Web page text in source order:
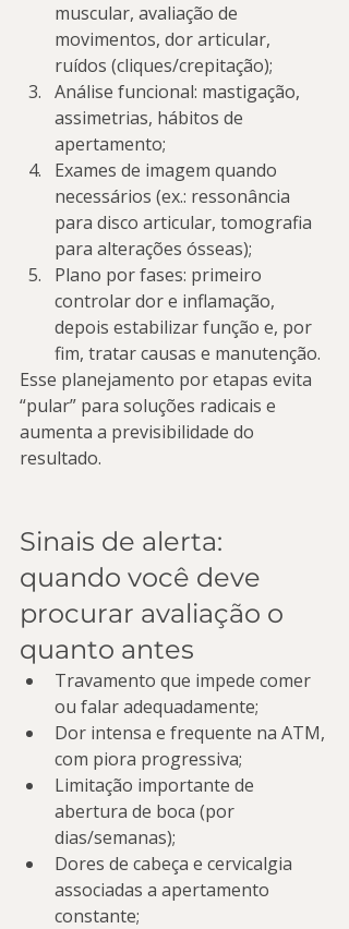
muscular, avaliação de
movimentos, dor articular,
ruídos (cliques/crepitação);
Análise funcional: mastigação,
assimetrias, hábitos de
apertamento;
Exames de imagem quando
necessários (ex.: ressonância
para disco articular, tomografia
para alterações ósseas);
Plano por fases: primeiro
controlar dor e inflamação,
depois estabilizar função e, por
fim, tratar causas e manutenção.
Esse planejamento por etapas evita
“pular” para soluções radicais e
aumenta a previsibilidade do
resultado.
Sinais de alerta:
quando você deve
procurar avaliação o
quanto antes
Travamento que impede comer
ou falar adequadamente;
Dor intensa e frequente na ATM,
com piora progressiva;
Limitação importante de
abertura de boca (por
dias/semanas);
Dores de cabeça e cervicalgia
associadas a apertamento
constante;